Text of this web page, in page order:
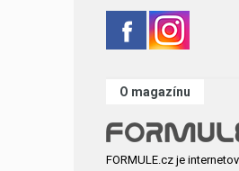
O magazínu
FORMULE.cz je